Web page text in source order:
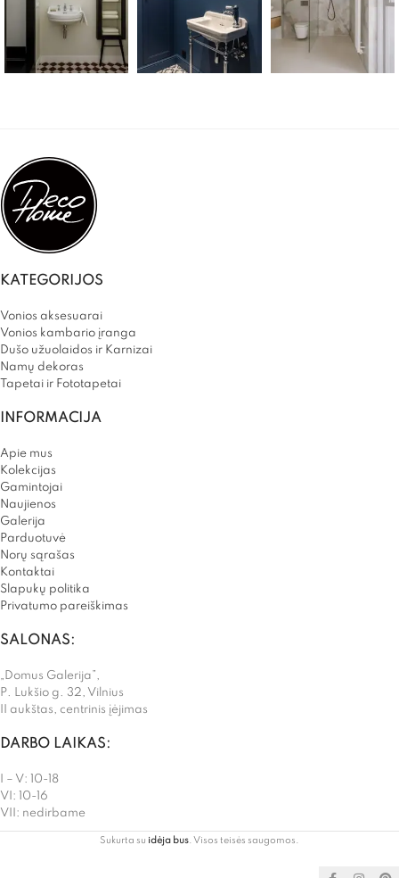
KATEGORIJOS
Vonios aksesuarai
Vonios kambario įranga
Dušo užuolaidos ir Karnizai
Namų dekoras
Tapetai ir Fototapetai
INFORMACIJA
Apie mus
Kolekcijas
Gamintojai
Naujienos
Galerija
Parduotuvė
Norų sąrašas
Kontaktai
Slapukų politika
Privatumo pareiškimas
SALONAS:
„Domus Galerija”,
P. Lukšio g. 32, Vilnius
II aukštas, centrinis įėjimas
DARBO LAIKAS:
I – V: 10-18
VI: 10-16
VII: nedirbame
Sukurta su idėja bus. Visos teisės saugomos.